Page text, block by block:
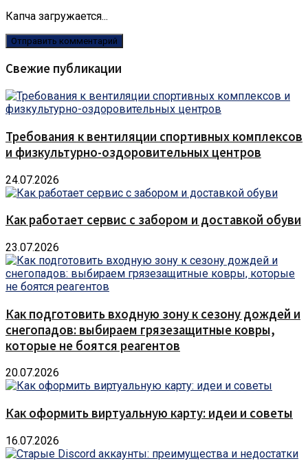
Капча загружается...
Свежие публикации
Требования к вентиляции спортивных комплексов
и физкультурно-оздоровительных центров
24.07.2026
Как работает сервис с забором и доставкой обуви
23.07.2026
Как подготовить входную зону к сезону дождей и
снегопадов: выбираем грязезащитные ковры,
которые не боятся реагентов
20.07.2026
Как оформить виртуальную карту: идеи и советы
16.07.2026